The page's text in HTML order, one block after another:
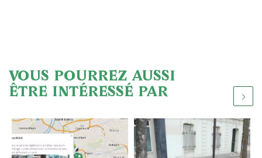
VOUS POURREZ AUSSI
ÊTRE INTÉRESSÉ PAR